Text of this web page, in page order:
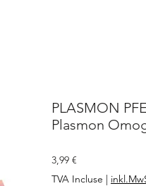
PLASMON
Plasmon
3,99 €
TVA Incluse |